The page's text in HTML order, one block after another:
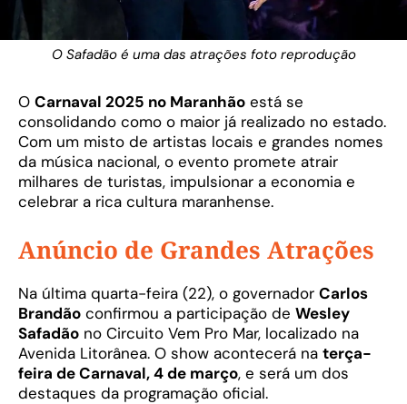
O Safadão é uma das atrações foto reprodução
O Carnaval 2025 no Maranhão está se
consolidando como o maior já realizado no estado.
Com um misto de artistas locais e grandes nomes
da música nacional, o evento promete atrair
milhares de turistas, impulsionar a economia e
celebrar a rica cultura maranhense.
Anúncio de Grandes Atrações
Na última quarta-feira (22), o governador Carlos
Brandão confirmou a participação de Wesley
Safadão no Circuito Vem Pro Mar, localizado na
Avenida Litorânea. O show acontecerá na terça-
feira de Carnaval, 4 de março, e será um dos
destaques da programação oficial.